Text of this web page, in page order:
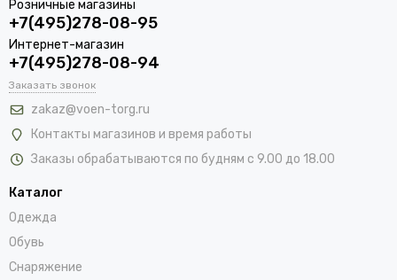
Розничные магазины
+7(495)278-08-95
Интернет-магазин
+7(495)278-08-94
Заказать звонок
zakaz@voen-torg.ru
Контакты магазинов и время работы
Заказы обрабатываются по будням с 9.00 до 18.00
Каталог
Одежда
Обувь
Снаряжение